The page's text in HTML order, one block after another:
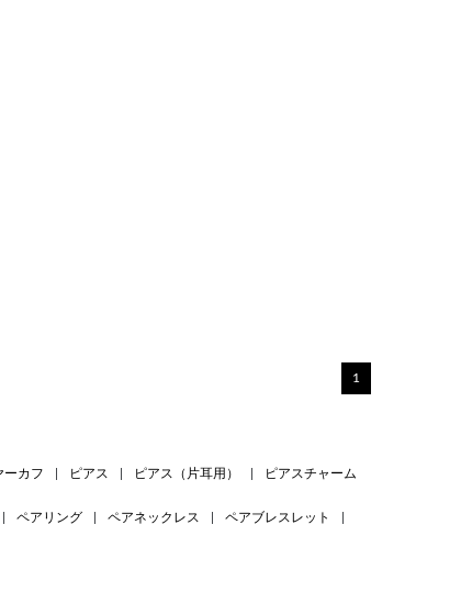
1
ーカフ ピアス ピアス（片耳用） ピアスチャーム
ペアリング ペアネックレス ペアブレスレット